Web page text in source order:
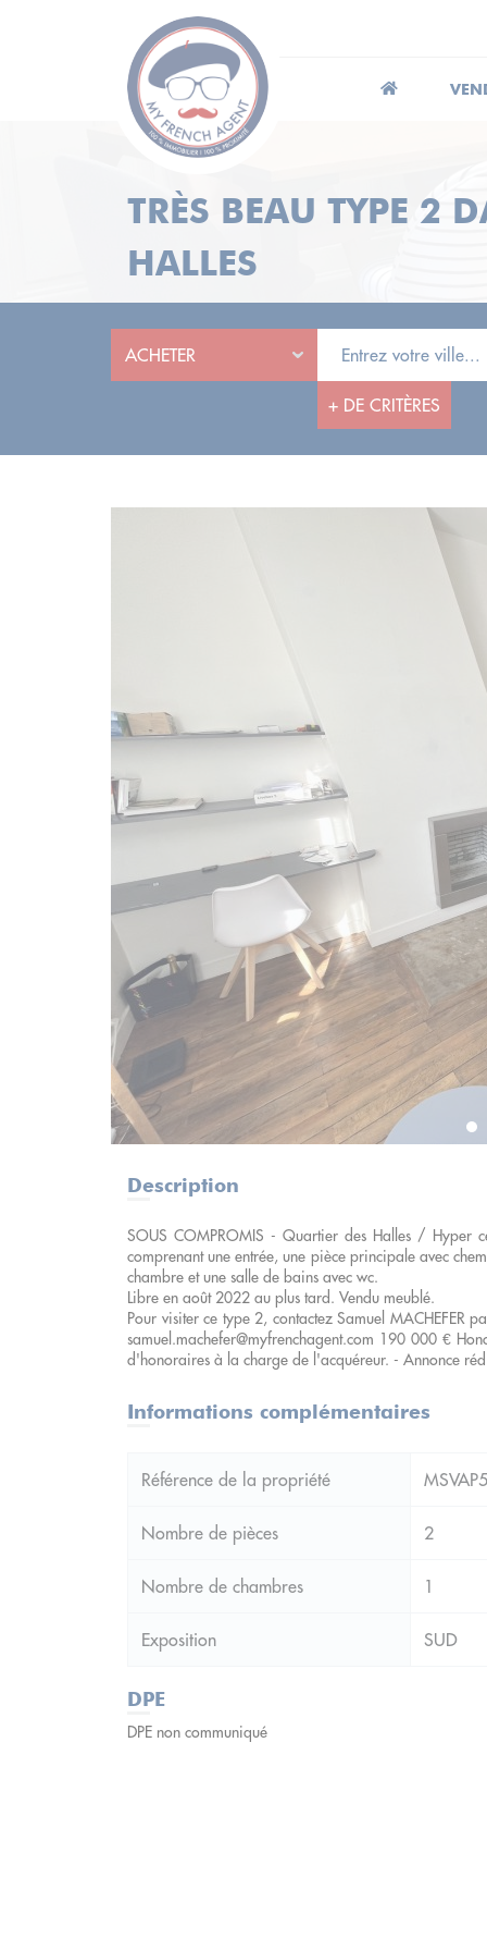
TRÈS BEAU TYPE 2
HALLES
+ DE CRITÈRES
Description
SOUS COMPROMIS - Quartier des Halles /
comprenant une entrée, une pièce principale avec
chambre et une salle de bains avec wc.
Libre en août 2022 au plus tard. Vendu meublé.
Pour visiter ce type 2, contactez Samuel
samuel.machefer@myfrenchagent.com 190 000 €
d'honoraires à la charge de l'acquéreur. - Annonce
Informations complémentaires
Référence de la propriété
Nombre de pièces 2
Nombre de chambres 1
Exposition SUD
DPE
DPE non communiqué